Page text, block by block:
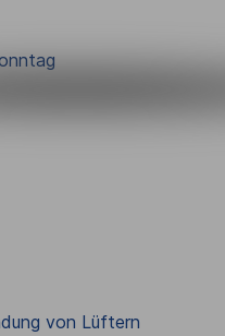
von Lüftern